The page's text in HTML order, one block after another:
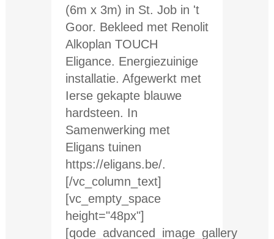
(6m x 3m) in St. Job in 't
Goor. Bekleed met Renolit
Alkoplan TOUCH
Eligance. Energiezuinige
installatie. Afgewerkt met
Ierse gekapte blauwe
hardsteen. In
Samenwerking met
Eligans tuinen
https://eligans.be/.
[/vc_column_text]
[vc_empty_space
height="48px"]
[qode_advanced_image_gallery